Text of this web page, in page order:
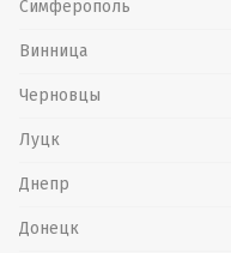
Симферополь
Винница
Черновцы
Луцк
Днепр
Донецк